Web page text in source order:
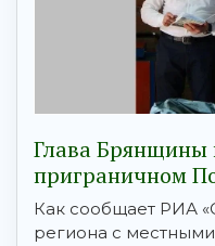
Глава Брянщины
приграничном
Как сообщает РИА
региона с